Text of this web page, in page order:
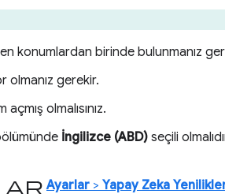
konumlardan birinde bulunmanız
olmanız gerekir.
olmalısınız.
İngilizce (ABD) seçili
Ayarlar > Yapay Zeka